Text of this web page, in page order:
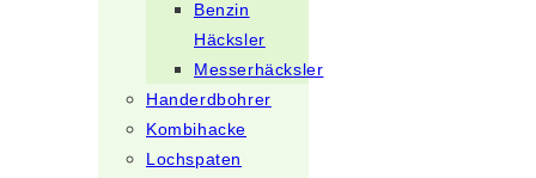
Benzin
Häcksler
Messerhäcksler
Handerdbohrer
Kombihacke
Lochspaten